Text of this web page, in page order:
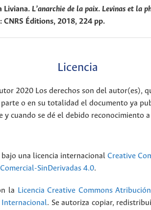
Liviana. L’anarchie de la paix. Levinas et la
CNRS Éditions, 2018, 224 pp.
Licencia
2020 Los derechos son del autor(es),
o en su totalidad el documento ya
y cuando se dé el debido reconocimiento
bajo una licencia internacional Creative
SinDerivadas 4.0.
la Licencia Creative Commons
Internacional. Se autoriza copiar,